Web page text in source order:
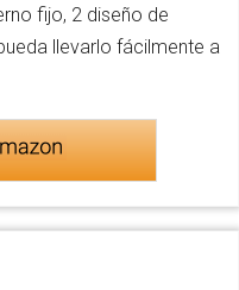
fijo, 2 diseño de
llevarlo fácilmente a